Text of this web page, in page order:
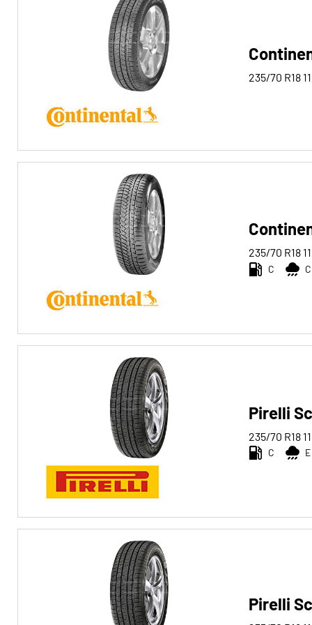
Alle Arten (4)
Sommer (1)
Ganzjahres (2)
Alle Arten (4)
4x4/Offroad (3)
Transporter (0)
Wohnmobil (0)
Run-flat
Run-flat (0)
Keine Run-flat (4)
235/70 R18
235/70 R18
C C
Pirelli
235/70 R18
C E
Pirelli